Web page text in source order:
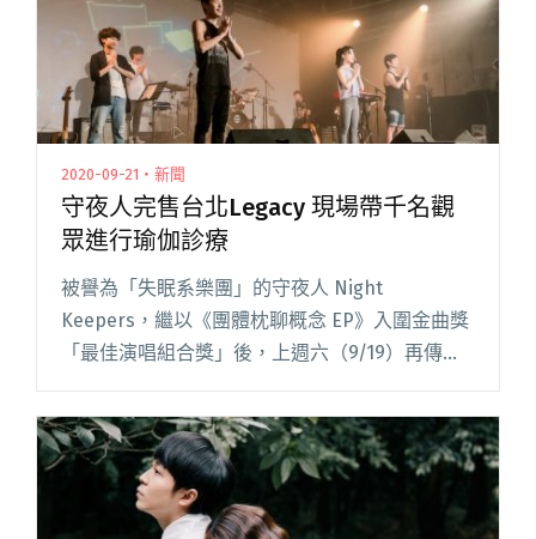
2020-09-21・新聞
守夜人完售台北Legacy 現場帶千名觀
眾進行瑜伽診療
被譽為「失眠系樂團」的守夜人 Night
Keepers，繼以《團體枕聊概念 EP》入圍金曲獎
「最佳演唱組合獎」後，上週六（9/19）再傳捷
報，完售新專輯《使者》的台北 Legacy 專場。
由電影《返校》裡的「學姊」王淨錄製串場口
白，守夜人閱讀全文 "守夜人完售台北Legacy 現
場帶千名觀眾進行瑜伽診療"